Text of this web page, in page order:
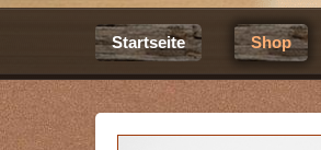
Startseite Shop